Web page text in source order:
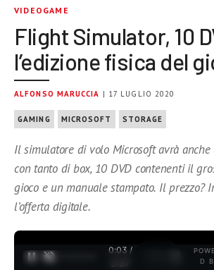
VIDEOGAME
Flight Simulator, 10
l’edizione fisica del
ALFONSO MARUCCIA | 17 LUGLIO 2020
GAMING MICROSOFT STORAGE
Il simulatore di volo Microsoft avrà anche
con tanto di box, 10 DVD contenenti il
gioco e un manuale stampato. Il prezzo?
l’offerta digitale.
0:04 /
3:37
D